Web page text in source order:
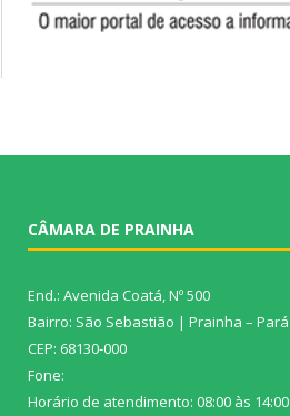
CÂMARA DE PRAINHA
End.: Avenida Coatá, Nº 500
Bairro: São Sebastião | Prainha – Pará
CEP: 68130-000
Fone:
Horário de atendimento: 08:00 às 14:00